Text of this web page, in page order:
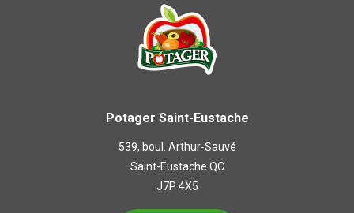
Potager Saint-Eustache
539, boul. Arthur-Sauvé
Saint-Eustache QC
J7P 4X5